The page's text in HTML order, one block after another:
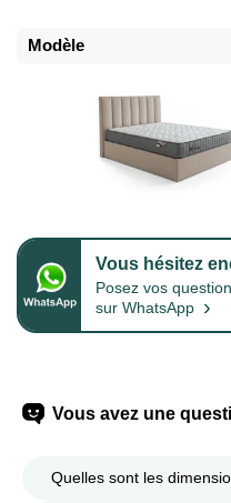
Modèle
Vous hésitez
Posez vos
sur WhatsApp ›
Vous avez une
Quelles sont les